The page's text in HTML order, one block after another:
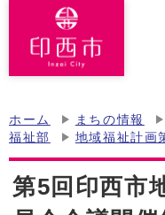
ホーム まちの情報
福祉部
地域福祉計画
第5回印西市